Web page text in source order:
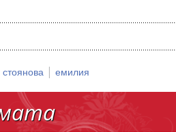
стоянова | емилия